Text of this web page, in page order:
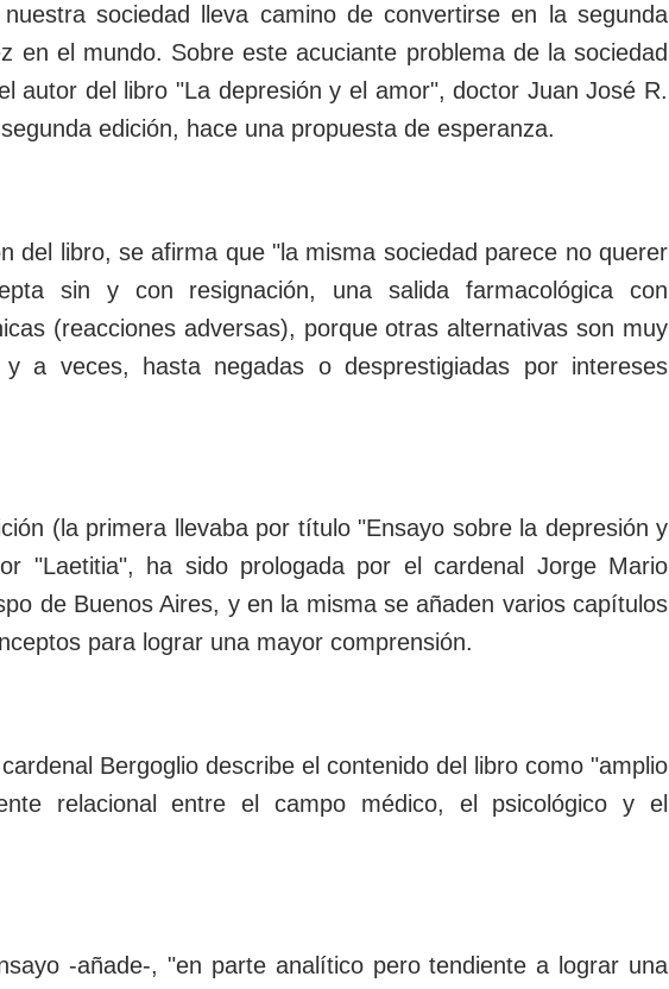
sociedad lleva camino de convertirse en la segunda
en el mundo. Sobre este acuciante problema de la sociedad
autor del libro "La depresión y el amor", doctor Juan José R.
edición, hace una propuesta de esperanza.
del libro, se afirma que "la misma sociedad parece no querer
sin y con resignación, una salida farmacológica con
(reacciones adversas), porque otras alternativas son muy
y a veces, hasta negadas o desprestigiadas por intereses
(la primera llevaba por título "Ensayo sobre la depresión y
"Laetitia", ha sido prologada por el cardenal Jorge Mario
de Buenos Aires, y en la misma se añaden varios capítulos
para lograr una mayor comprensión.
Bergoglio describe el contenido del libro como "amplio
relacional entre el campo médico, el psicológico y el
-añade-, "en parte analítico pero tendiente a lograr una